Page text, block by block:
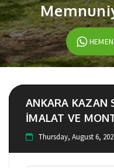
ANKARA KAZAN
IMALAT VE
Thursday, August 6,